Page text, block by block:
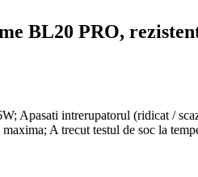
BL20 PRO,
Apasati intrerupatorul (ridicat /
A trecut testul de soc la